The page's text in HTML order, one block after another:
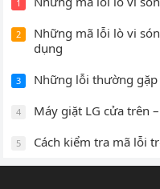
1
2
Những mã lỗi lò vi
dụng
3 Những lỗi thường
4 Máy giặt LG cửa trên
5 Cách kiểm tra mã lỗi